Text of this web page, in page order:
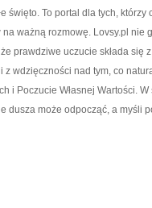
święto. To portal dla tych,
na ważną rozmowę. Lovsy.pl nie
prawdziwe uczucie składa się
z wdzięczności nad tym, co
i Poczucie Własnej Wartości.
dusza może odpocząć, a myśli